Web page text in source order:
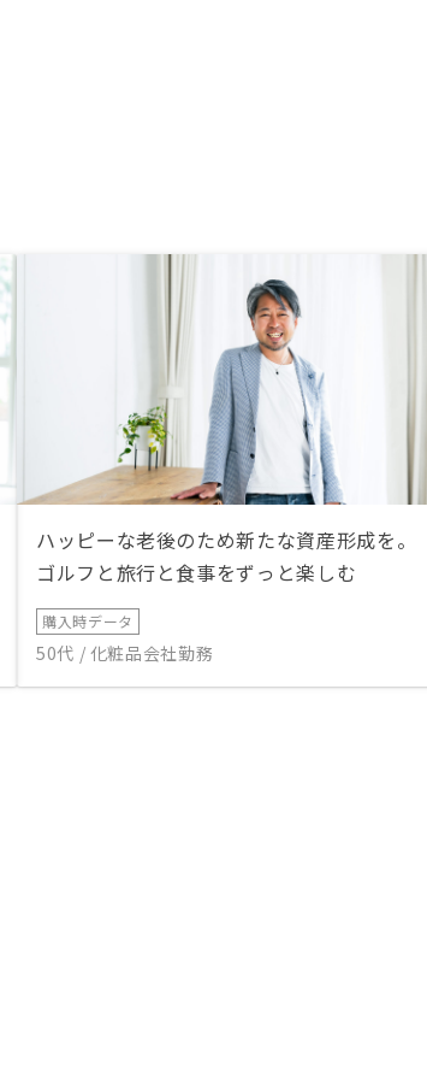
ハッピーな老後のため新たな資産形成を。
ゴルフと旅行と食事をずっと楽しむ
購入時データ
50代 / 化粧品会社勤務